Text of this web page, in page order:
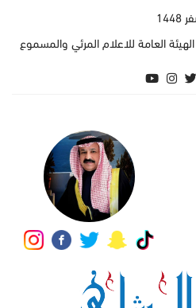
العامة للاعلام المرئي والمسموع